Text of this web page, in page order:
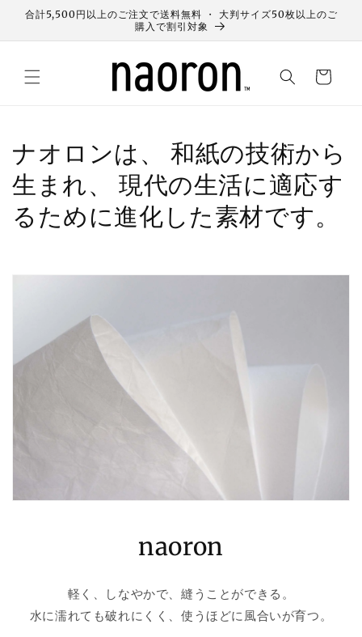
コンテン
合計5,500円以上のご注文で送料無料 ・ 大判サイズ50枚以上のご
購入で割引対象
ー
ナオロンは、 和紙の技術から
生まれ、 現代の生活に適応す
るために進化した素材です。
naoron
軽く、しなやかで、縫うことができる。
水に濡れても破れにくく、使うほどに風合いが育つ。